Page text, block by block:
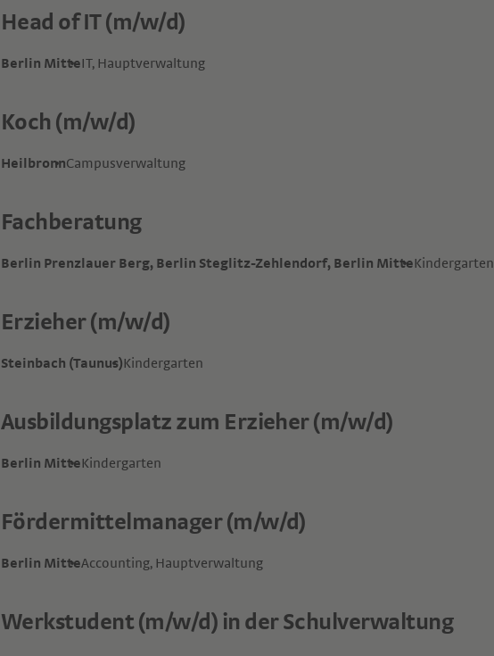
Head of IT (m/w/d)
Berlin MitteIT, Hauptverwaltung
Koch (m/w/d)
HeilbronnCampusverwaltung
Fachberatung
Berlin Prenzlauer Berg, Berlin Steglitz-Zehlendorf, Berlin MitteKindergarten
Erzieher (m/w/d)
Steinbach (Taunus)Kindergarten
Ausbildungsplatz zum Erzieher (m/w/d)
Berlin MitteKindergarten
Fördermittelmanager (m/w/d)
Berlin MitteAccounting, Hauptverwaltung
Werkstudent (m/w/d) in der Schulverwaltung